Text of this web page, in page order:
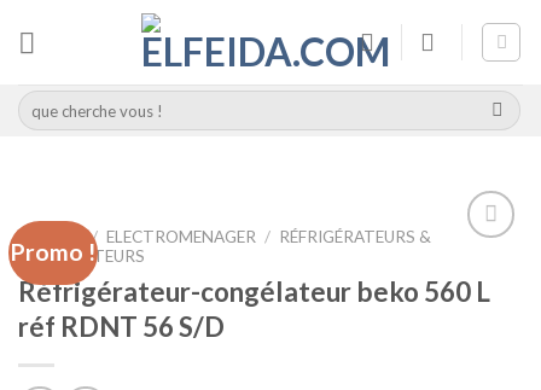
Recherche
pour :
Promo !
wishlist
/ ELECTROMENAGER / RÉFRIGÉRATEURS &
CONGÉLATEURS
Réfrigérateur-congélateur beko 560 L
réf RDNT 56 S/D